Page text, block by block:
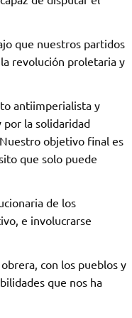
que nuestros partidos
revolución proletaria y
antiimperialista y
la solidaridad
objetivo final es
que solo puede
de los
e involucrarse
con los pueblos y
que nos ha